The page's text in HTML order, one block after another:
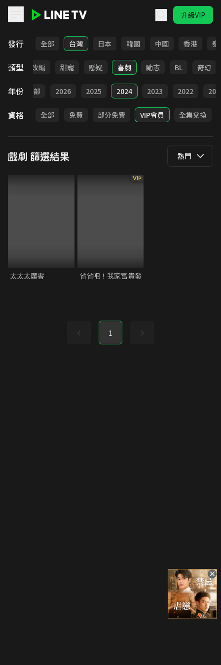
升級VIP
發行 全部 台灣 日本 韓國 中國 香港 泰
類型
都會 改編 甜寵 懸疑 喜劇 勵志 BL 奇幻
年份 全部 2026 2025 2024 2023 2022
資格 全部 免費 部分免費 VIP會員 全集兌換
戲劇 篩選結果 熱門
太太太厲害
VIP
省省吧！我家富貴發
1